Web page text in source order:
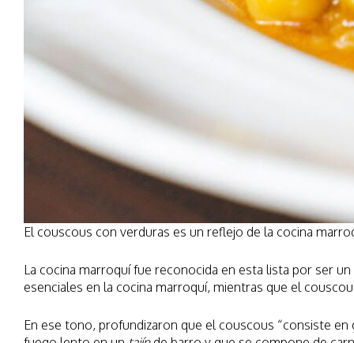
El couscous con verduras es un reflejo de la cocina
La cocina marroquí fue reconocida en esta lista por ser
esenciales en la cocina marroquí, mientras que el
En ese tono, profundizaron que el couscous “consiste